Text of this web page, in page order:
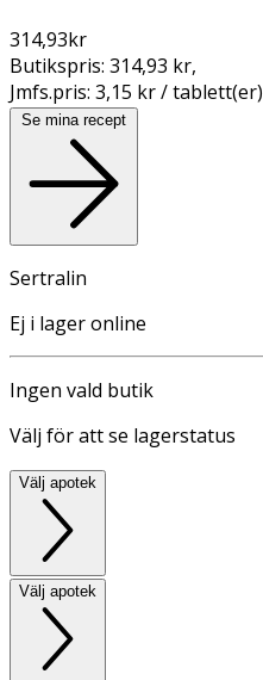
314,93kr
Butikspris: 314,93 kr,
Jmfs.pris: 3,15 kr / tablett(er)
Se mina recept
Sertralin
Ej i lager online
Ingen vald butik
Välj för att se lagerstatus
Välj apotek
Välj apotek